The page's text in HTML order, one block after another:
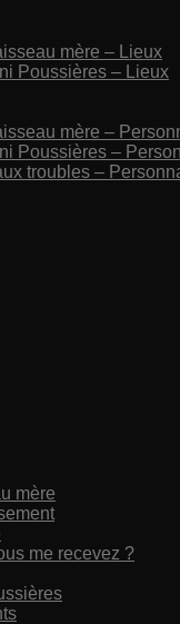
mère – Lieux
Poussières – Lieux
mère –
Poussières –
troubles –
mère
me recevez ?